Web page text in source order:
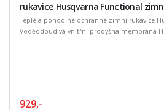
rukavice Husqvarna Functional
Teplé a pohodlné ochranné zimní rukavice
Voděodpudivá vnitřní prodyšná membrána
929,-